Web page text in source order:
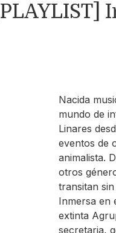
[PLAYLIST]
Nacida
mundo de
Linares
eventos de
animalista.
otros
transitan
Inmersa en
extinta
secretaria,